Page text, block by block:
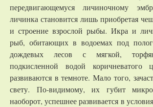
передвигающемуся личиночному
личинка становится лишь приобретая
и строение взрослой рыбы. Икра и
рыб, обитающих в водоемах под
дождевых лесов с мягкой,
подкисленной водой коричневатого
развиваются в темноте. Мало того,
свету. По-видимому, их губит
наоборот, успешнее развивается в